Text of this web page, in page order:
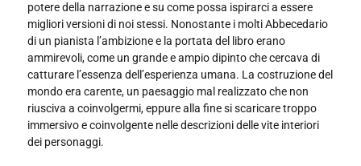
potere della narrazione e su come possa ispirarci a essere
migliori versioni di noi stessi. Nonostante i molti Abbecedario
di un pianista l’ambizione e la portata del libro erano
ammirevoli, come un grande e ampio dipinto che cercava di
catturare l’essenza dell’esperienza umana. La costruzione del
mondo era carente, un paesaggio mal realizzato che non
riusciva a coinvolgermi, eppure alla fine si scaricare troppo
immersivo e coinvolgente nelle descrizioni delle vite interiori
dei personaggi.